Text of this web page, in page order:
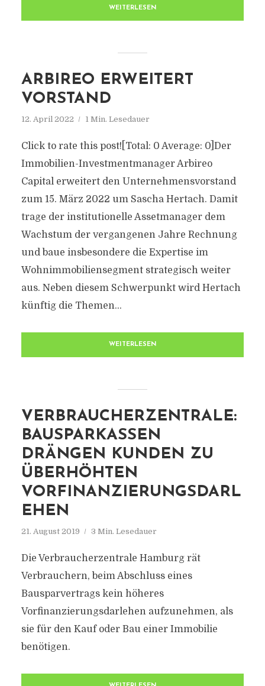
WEITERLESEN
ARBIREO ERWEITERT
VORSTAND
12. April 2022 1 Min. Lesedauer
Click to rate this post![Total: 0 Average: 0]Der
Immobilien-Investmentmanager Arbireo
Capital erweitert den Unternehmensvorstand
zum 15. März 2022 um Sascha Hertach. Damit
trage der institutionelle Assetmanager dem
Wachstum der vergangenen Jahre Rechnung
und baue insbesondere die Expertise im
Wohnimmobiliensegment strategisch weiter
aus. Neben diesem Schwerpunkt wird Hertach
künftig die Themen...
WEITERLESEN
VERBRAUCHERZENTRALE:
BAUSPARKASSEN
DRÄNGEN KUNDEN ZU
ÜBERHÖHTEN
VORFINANZIERUNGSDARL
EHEN
21. August 2019 3 Min. Lesedauer
Die Verbraucherzentrale Hamburg rät
Verbrauchern, beim Abschluss eines
Bausparvertrags kein höheres
Vorfinanzierungsdarlehen aufzunehmen, als
sie für den Kauf oder Bau einer Immobilie
benötigen.